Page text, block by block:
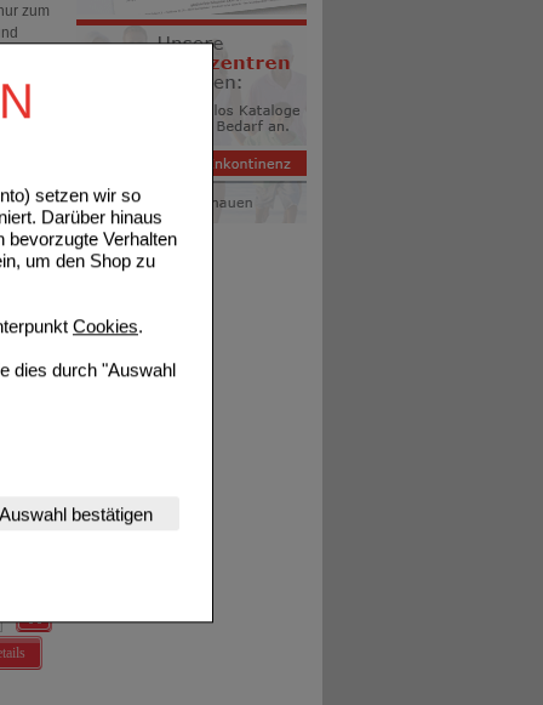
setzen wir so
Darüber hinaus
bevorzugte Verhalten
um den Shop zu
Cookies.
dies durch "Auswahl
Website
werden kann.
(z.B.
unserer Website
Website aber
Auswahl bestätigen
zum
bis